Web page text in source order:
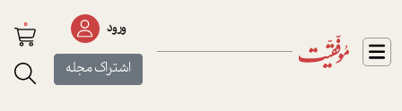
ورود
اشتراک مجله
0